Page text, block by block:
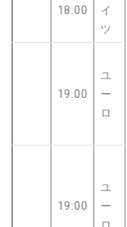
18:00
イ
ツ
19:00
ユ
ー
ロ
19:00
ユ
ー
ロ